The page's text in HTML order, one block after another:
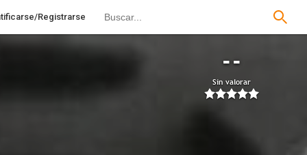
Registrarse
--
Sin valorar